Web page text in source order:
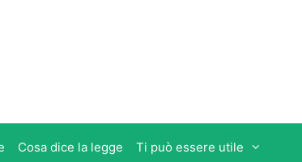
Cosa dice la legge Ti può essere utile